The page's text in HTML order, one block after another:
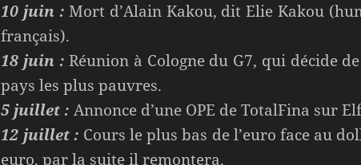
10 juin : Mort d’Alain Kakou, dit Elie Kakou
français).
18 juin : Réunion à Cologne du G7, qui décide
pays les plus pauvres.
5 juillet : Annonce d’une OPE de TotalFina sur
12 juillet : Cours le plus bas de l’euro face au
euro, par la suite il remontera.